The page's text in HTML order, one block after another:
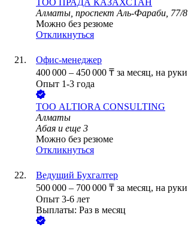
ТОО ПРАДА КАЗАХСТАН
Алматы, проспект Аль-Фараби, 77/8
Можно без резюме
Откликнуться
Офис-менеджер
400 000 – 450 000 ₸ за месяц, на руки
Опыт 1-3 года
ТОО ALTIORA CONSULTING
Алматы
Абая и еще 3
Можно без резюме
Откликнуться
Ведущий Бухгалтер
500 000 – 700 000 ₸ за месяц, на руки
Опыт 3-6 лет
Выплаты: Раз в месяц